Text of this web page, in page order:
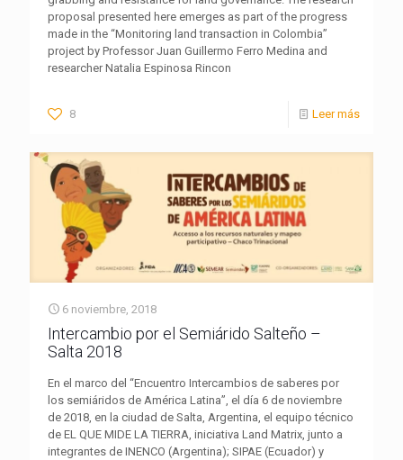
proposal presented here emerges as part of the progress
made in the “Monitoring land transaction in Colombia”
project by Professor Juan Guillermo Ferro Medina and
researcher Natalia Espinosa Rincon
8 Leer más
6 noviembre, 2018
Intercambio por el Semiárido Salteño –
Salta 2018
En el marco del “Encuentro Intercambios de saberes por
los semiáridos de América Latina”, el día 6 de noviembre
de 2018, en la ciudad de Salta, Argentina, el equipo técnico
de EL QUE MIDE LA TIERRA, iniciativa Land Matrix, junto a
integrantes de INENCO (Argentina); SIPAE (Ecuador) y